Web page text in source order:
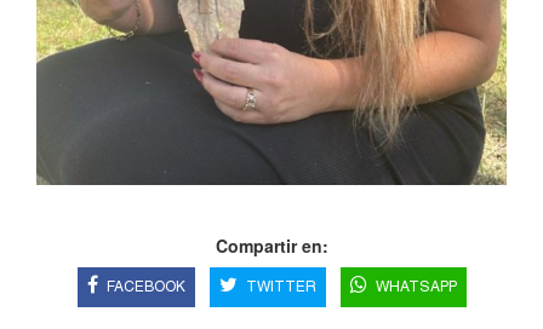
Compartir en:
FACEBOOK TWITTER WHATSAPP